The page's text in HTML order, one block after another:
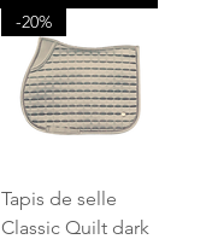
-20%
Tapis de selle
Classic Quilt dark